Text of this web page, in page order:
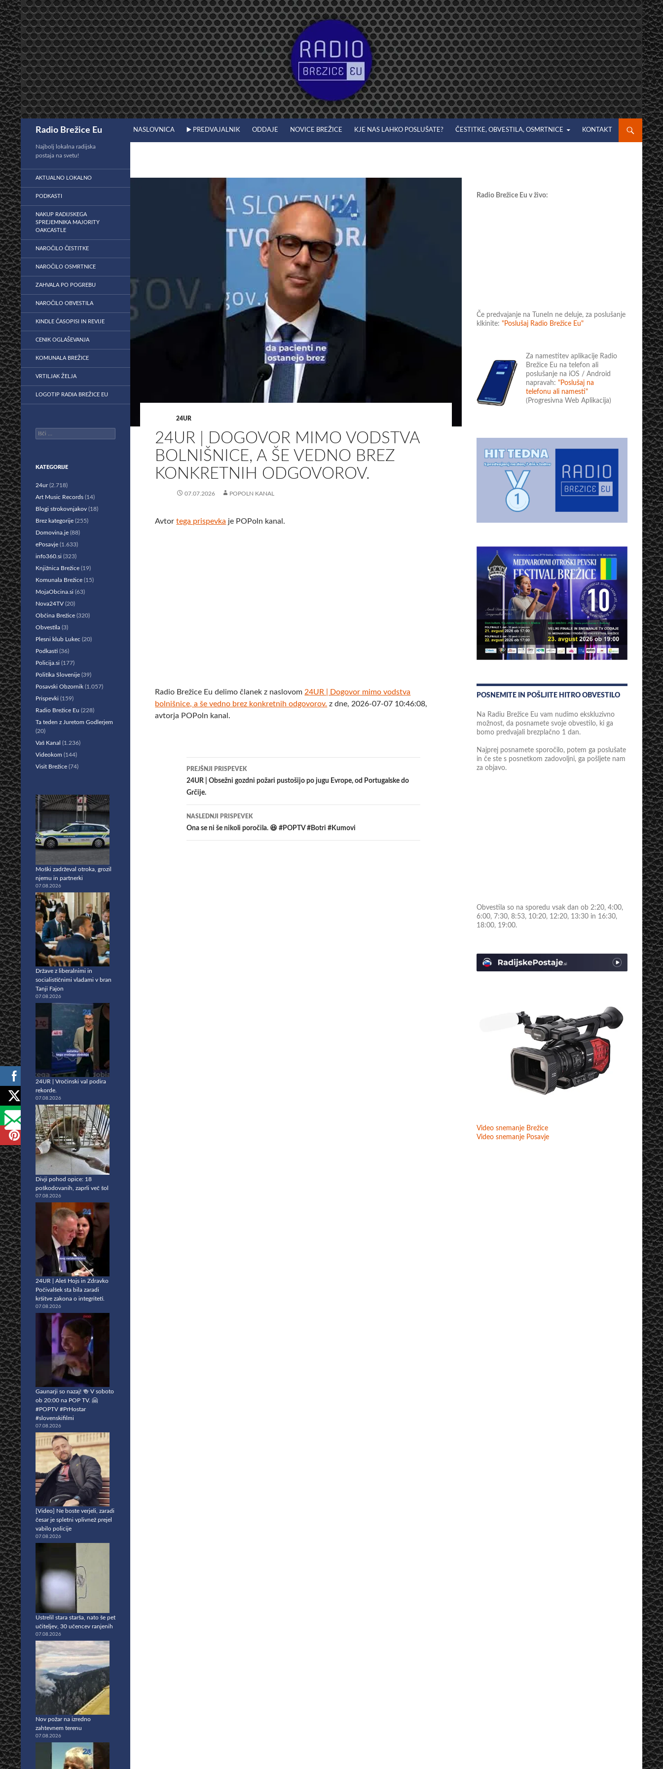
Preskoči
na
vsebino
Radio Brežice Eu NASLOVNICA ▶️ PREDVAJALNIK ODDAJE NOVICE BREŽICE KJE NAS LAHKO POSLUŠATE? ČESTITKE, OBVESTILA, OSMRTNICE KONTAKT
24UR
24UR | DOGOVOR MIMO VODSTVA
BOLNIŠNICE, A ŠE VEDNO BREZ
KONKRETNIH ODGOVOROV.
07.07.2026 POPOLN KANAL
Avtortega prispevka je POPoln kanal.
Radio Brežice Eu delimo članek z naslovom 24UR | Dogovor mimo vodstva
bolnišnice, a še vedno brez konkretnih odgovorov. z dne, 2026-07-07 10:46:08,
avtorja POPoln kanal.
Krmarjenje
po
prispevkih
PREJŠNJI PRISPEVEK
24UR | Obsežni gozdni požari pustošijo po jugu Evrope, od Portugalske do
Grčije.
NASLEDNJI PRISPEVEK
Ona se ni še nikoli poročila. 😆 #POPTV #Botri #Kumovi
Radio Brežice Eu v živo:
Če predvajanje na TuneIn ne deluje, za poslušanje
klkinite: "Poslušaj Radio Brežice Eu"
Za namestitev aplikacije Radio
Brežice Eu na telefon ali
poslušanje na iOS / Android
napravah: "Poslušaj na
telefonu ali namesti"
(Progresivna Web Aplikacija)
POSNEMITE IN POŠLJITE HITRO OBVESTILO
Na Radiu Brežice Eu vam nudimo ekskluzivno
možnost, da posnamete svoje obvestilo, ki ga
bomo predvajali brezplačno 1 dan.
Najprej posnamete sporočilo, potem ga poslušate
in če ste s posnetkom zadovoljni, ga pošljete nam
za objavo.
Obvestila so na sporedu vsak dan ob 2:20, 4:00,
6:00, 7:30, 8:53, 10:20, 12:20, 13:30 in 16:30,
18:00, 19:00.
Video snemanje Brežice
Video snemanje Posavje
Najbolj lokalna radijska
postaja na svetu!
AKTUALNO LOKALNO
PODKASTI
NAKUP RADIJSKEGA
SPREJEMNIKA MAJORITY
OAKCASTLE
NAROČILO ČESTITKE
NAROČILO OSMRTNICE
ZAHVALA PO POGREBU
NAROČILO OBVESTILA
KINDLE ČASOPISI IN REVIJE
CENIK OGLAŠEVANJA
KOMUNALA BREŽICE
VRTILJAK ŽELJA
LOGOTIP RADIA BREŽICE EU
Išči:
KATEGORIJE
24ur(2.718)
Art Music Records (14)
Blogi strokovnjakov (18)
Brez kategorije (255)
Domovina.je (88)
ePosavje (1.633)
info360.si (323)
Knjižnica Brežice (19)
Komunala Brežice (15)
MojaObcina.si (63)
Nova24TV (20)
Občina Brežice (320)
Obvestila (3)
Plesni klub Lukec (20)
Podkasti (36)
Policija.si (177)
Politika Slovenije (39)
Posavski Obzornik (1.057)
Prispevki (159)
Radio Brežice Eu (228)
Ta teden z Juretom Godlerjem
(20)
Vaš Kanal (1.236)
Videokom (144)
Visit Brežice (74)
Moški zadrževal otroka, grozil
njemu in partnerki
07.08.2026
Države z liberalnimi in
socialističnimi vladami v bran
Tanji Fajon
07.08.2026
24UR | Vročinski val podira
rekorde.
07.08.2026
Divji pohod opice: 18
poškodovanih, zaprli več šol
07.08.2026
24UR | Aleš Hojs in Zdravko
Počivalšek sta bila zaradi
kršitve zakona o integriteti.
07.08.2026
Gaunarji so nazaj! 🍻 V soboto
ob 20:00 na POP TV. 🤗
#POPTV #PrHostar
#slovenskifilmi
07.08.2026
[Video] Ne boste verjeli, zaradi
česar je spletni vplivnež prejel
vabilo policije
07.08.2026
Ustrelil stara starša, nato še pet
učiteljev, 30 učencev ranjenih
07.08.2026
Nov požar na izredno
zahtevnem terenu
07.08.2026